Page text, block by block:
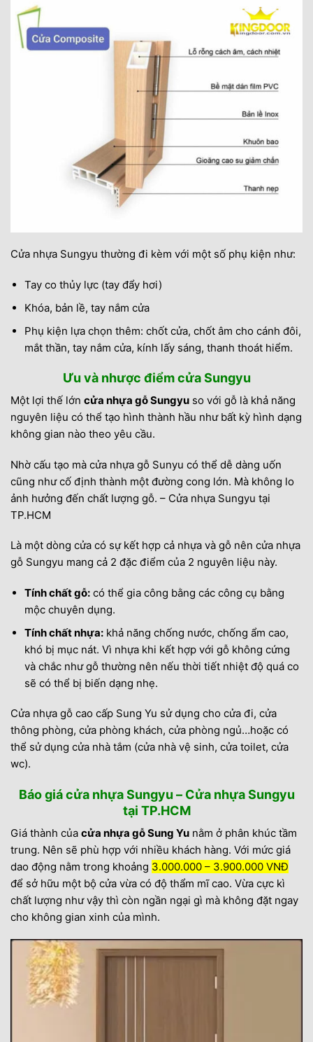
Cửa nhựa Sungyu thường đi kèm với một số phụ kiện như:
Tay co thủy lực (tay đẩy hơi)
Khóa, bản lề, tay nắm cửa
Phụ kiện lựa chọn thêm: chốt cửa, chốt âm cho cánh đôi,
mắt thần, tay nắm cửa, kính lấy sáng, thanh thoát hiểm.
Ưu và nhược điểm cửa Sungyu
Một lợi thế lớn cửa nhựa gỗ Sungyu so với gỗ là khả năng
nguyên liệu có thể tạo hình thành hầu như bất kỳ hình dạng
không gian nào theo yêu cầu.
Nhờ cấu tạo mà cửa nhựa gỗ Sunyu có thể dễ dàng uốn
cũng như cố định thành một đường cong lớn. Mà không lo
ảnh hưởng đến chất lượng gỗ. – Cửa nhựa Sungyu tại
TP.HCM
Là một dòng cửa có sự kết hợp cả nhựa và gỗ nên cửa nhựa
gỗ Sungyu mang cả 2 đặc điểm của 2 nguyên liệu này.
Tính chất gỗ:có thể gia công bằng các công cụ bằng
mộc chuyên dụng.
Tính chất nhựa:khả năng chống nước, chống ẩm cao,
khó bị mục nát. Vì nhựa khi kết hợp với gỗ không cứng
và chắc như gỗ thường nên nếu thời tiết nhiệt độ quá co
sẽ có thể bị biến dạng nhẹ.
Cửa nhựa gỗ cao cấp Sung Yu sử dụng cho cửa đi, cửa
thông phòng, cửa phòng khách, cửa phòng ngủ…hoặc có
thể sử dụng cửa nhà tắm (cửa nhà vệ sinh, cửa toilet, cửa
wc).
Báo giá cửa nhựa Sungyu – Cửa nhựa Sungyu
tại TP.HCM
Giá thành của cửa nhựa gỗ Sung Yu nằm ở phân khúc tầm
trung. Nên sẽ phù hợp với nhiều khách hàng. Với mức giá
dao động nằm trong khoảng 3.000.000 – 3.900.000 VNĐ
để sở hữu một bộ cửa vừa có độ thẩm mĩ cao. Vừa cực kì
chất lượng như vậy thì còn ngần ngại gì mà không đặt ngay
cho không gian xinh của mình.